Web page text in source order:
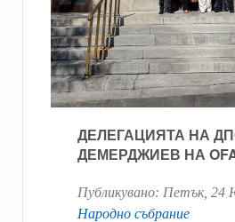
ДЕЛЕГАЦИЯТА НА
ДЕМЕРДЖИЕВ НА
Публикувано: Петък, 24
Народно събрание